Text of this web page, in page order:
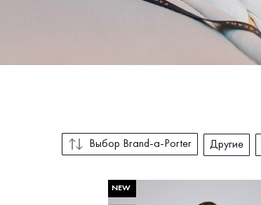
Выбор Brand-a-Porter Другие
NEW